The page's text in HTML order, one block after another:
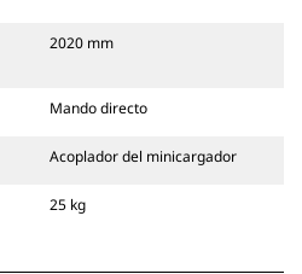
2020 mm
Mando directo
Acoplador del minicargador
25 kg